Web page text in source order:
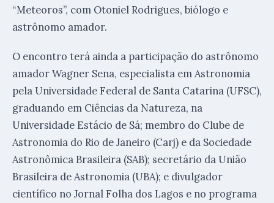
“Meteoros”, com Otoniel Rodrigues, biólogo e
astrônomo amador.
O encontro terá ainda a participação do astrônomo
amador Wagner Sena, especialista em Astronomia
pela Universidade Federal de Santa Catarina (UFSC),
graduando em Ciências da Natureza, na
Universidade Estácio de Sá; membro do Clube de
Astronomia do Rio de Janeiro (Carj) e da Sociedade
Astronômica Brasileira (SAB); secretário da União
Brasileira de Astronomia (UBA); e divulgador
científico no Jornal Folha dos Lagos e no programa